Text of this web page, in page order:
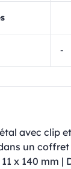
-
avec clip
un
x 140 mm |